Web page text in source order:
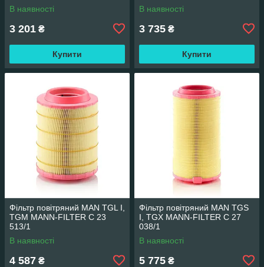
В наявності
3 201 ₴
Купити
В наявності
3 735 ₴
Купити
Фільтр повітряний MAN TGL I,
TGM MANN-FILTER C 23
513/1
В наявності
4 587 ₴
Фільтр повітряний MAN TGS
I, TGX MANN-FILTER C 27
038/1
В наявності
5 775 ₴